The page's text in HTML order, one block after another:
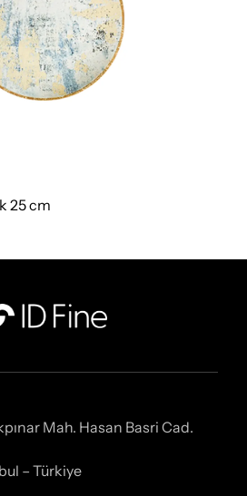
25 cm
Mah. Hasan Basri Cad.
– Türkiye